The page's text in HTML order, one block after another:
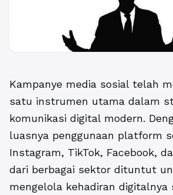
Kampanye media sosial telah
satu instrumen utama dalam
komunikasi digital modern.
luasnya penggunaan platform
Instagram, TikTok, Facebook,
dari berbagai sektor dituntut
mengelola kehadiran digitalnya